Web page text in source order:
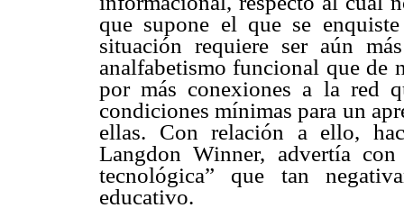
que supone el que se
situación requiere ser aún
analfabetismo funcional que de
por más conexiones a la red
condiciones mínimas para un
ellas. Con relación a ello,
Langdon Winner, advertía
tecnológica” que tan
educativo.